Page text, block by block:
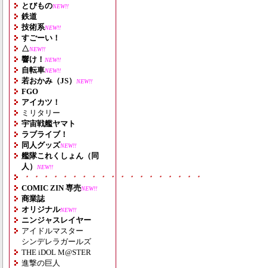
とびものNEW!!
鉄道
技術系NEW!!
すごーい！
△NEW!!
響け！ NEW!!
自転車NEW!!
若おかみ（JS） NEW!!
FGO
アイカツ！
ミリタリー
宇宙戦艦ヤマト
ラブライブ！
同人グッズNEW!!
艦隊これくしょん（同
人）
NEW!!
・・・・・・・・・・・・・・・・・・・
COMIC ZIN 専売NEW!!
商業誌
オリジナルNEW!!
ニンジャスレイヤー
アイドルマスター
シンデレラガールズ
THE iDOL M@STER
進撃の巨人